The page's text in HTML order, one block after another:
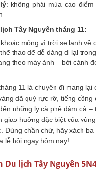
: không phải mùa cao điểm
Tây Nguyên tháng 11:
mỏng vì trời se lạnh về
thao để dễ dàng đi lại
theo máy ảnh – bởi cảnh
11 là chuyến đi mang lại
dã quỳ rực rỡ, tiếng cồng
những ly cà phê đậm đà –
giao hưởng đặc biệt của
Đừng chần chừ, hãy xách ba
lễ hội ngay hôm nay!
lịch Tây Nguyên